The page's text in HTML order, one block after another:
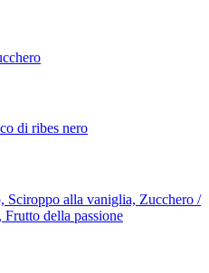
di ribes nero
Sciroppo alla vaniglia, Zucchero /
della passione